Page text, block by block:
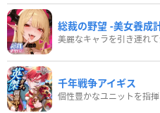
総裁の野望 -美女養成
美麗なキャラを引き連れ
千年戦争アイギス
個性豊かなユニットを指